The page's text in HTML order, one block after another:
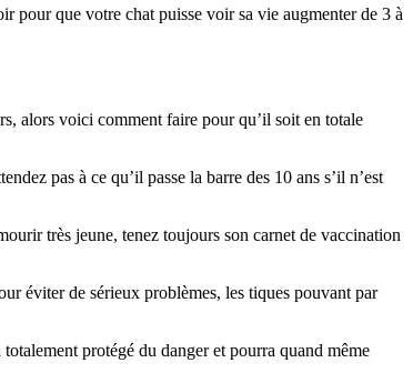
pour que votre chat puisse voir sa vie augmenter de 3 à
alors voici comment faire pour qu’il soit en totale
pas à ce qu’il passe la barre des 10 ans s’il n’est
très jeune, tenez toujours son carnet de vaccination
éviter de sérieux problèmes, les tiques pouvant par
protégé du danger et pourra quand même